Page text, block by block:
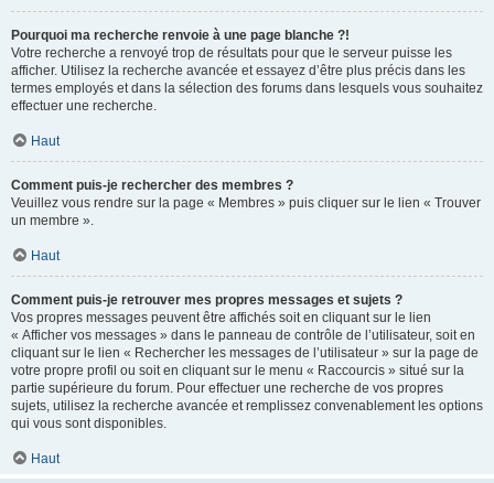
Pourquoi ma recherche renvoie à une page blanche ?!
Votre recherche a renvoyé trop de résultats pour que le serveur puisse les
afficher. Utilisez la recherche avancée et essayez d’être plus précis dans les
termes employés et dans la sélection des forums dans lesquels vous souhaitez
effectuer une recherche.
Haut
Comment puis-je rechercher des membres ?
Veuillez vous rendre sur la page « Membres » puis cliquer sur le lien « Trouver
un membre ».
Haut
Comment puis-je retrouver mes propres messages et sujets ?
Vos propres messages peuvent être affichés soit en cliquant sur le lien
« Afficher vos messages » dans le panneau de contrôle de l’utilisateur, soit en
cliquant sur le lien « Rechercher les messages de l’utilisateur » sur la page de
votre propre profil ou soit en cliquant sur le menu « Raccourcis » situé sur la
partie supérieure du forum. Pour effectuer une recherche de vos propres
sujets, utilisez la recherche avancée et remplissez convenablement les options
qui vous sont disponibles.
Haut